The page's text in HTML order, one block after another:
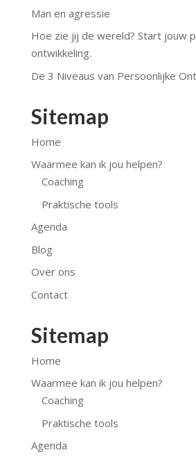
Man en agressie
Hoe zie jij de wereld? Start jouw
ontwikkeling.
De 3 Niveaus van Persoonlijke
Sitemap
Home
Waarmee kan ik jou helpen?
Coaching
Praktische tools
Agenda
Blog
Over ons
Contact
Sitemap
Home
Waarmee kan ik jou helpen?
Coaching
Praktische tools
Agenda